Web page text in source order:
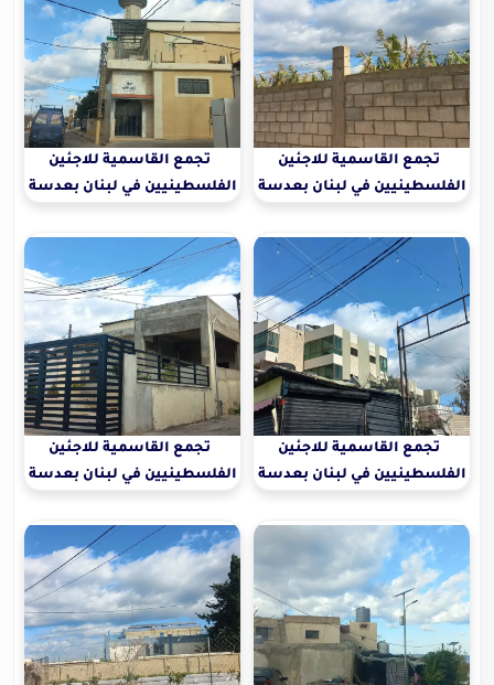
تجمع القاسمية للاجئين
الفلسطينيين في لبنان بعدسة
تجمع القاسمية للاجئين
الفلسطينيين في لبنان بعدسة
تجمع القاسمية للاجئين
الفلسطينيين في لبنان بعدسة
تجمع القاسمية للاجئين
الفلسطينيين في لبنان بعدسة